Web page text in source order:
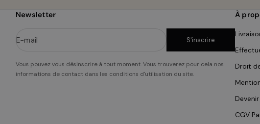
Newsletter
E-mail S'inscrire
Vous pouvez vous désinscrire à tout moment. Vous trouverez pour cela nos
informations de contact dans les conditions d'utilisation du site.
À
Droit
CGV